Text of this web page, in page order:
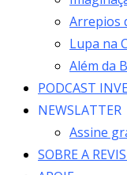
Arrepios
Lupa na
Além da
PODCAST
NEWSLATTER
Assine
SOBRE A